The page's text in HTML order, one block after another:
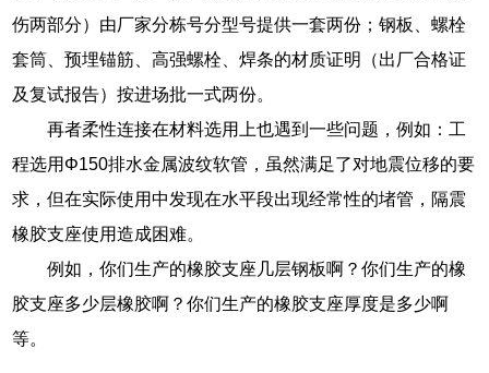
伤两部分）由厂家分栋号分型号提供一套两份；钢板、螺栓
套筒、预埋锚筋、高强螺栓、焊条的材质证明（出厂合格证
及复试报告）按进场批一式两份。
再者柔性连接在材料选用上也遇到一些问题，例如：工
程选用Φ150排水金属波纹软管，虽然满足了对地震位移的要
求，但在实际使用中发现在水平段出现经常性的堵管，隔震
橡胶支座使用造成困难。
例如，你们生产的橡胶支座几层钢板啊？你们生产的橡
胶支座多少层橡胶啊？你们生产的橡胶支座厚度是多少啊
等。